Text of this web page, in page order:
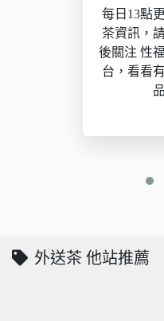
每日13點
茶資訊，
後關注 性
台，看看
外送茶 他站推薦